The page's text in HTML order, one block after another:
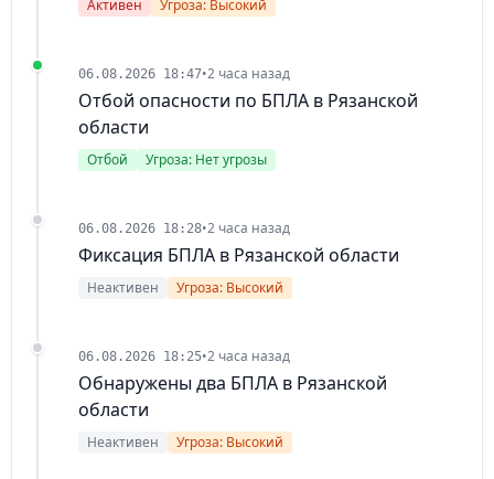
Активен Угроза: Высокий
06.08.2026 18:47•2 часа назад
Отбой опасности по БПЛА в Рязанской
области
Отбой Угроза: Нет угрозы
06.08.2026 18:28•2 часа назад
Фиксация БПЛА в Рязанской области
Неактивен Угроза: Высокий
06.08.2026 18:25•2 часа назад
Обнаружены два БПЛА в Рязанской
области
Неактивен Угроза: Высокий